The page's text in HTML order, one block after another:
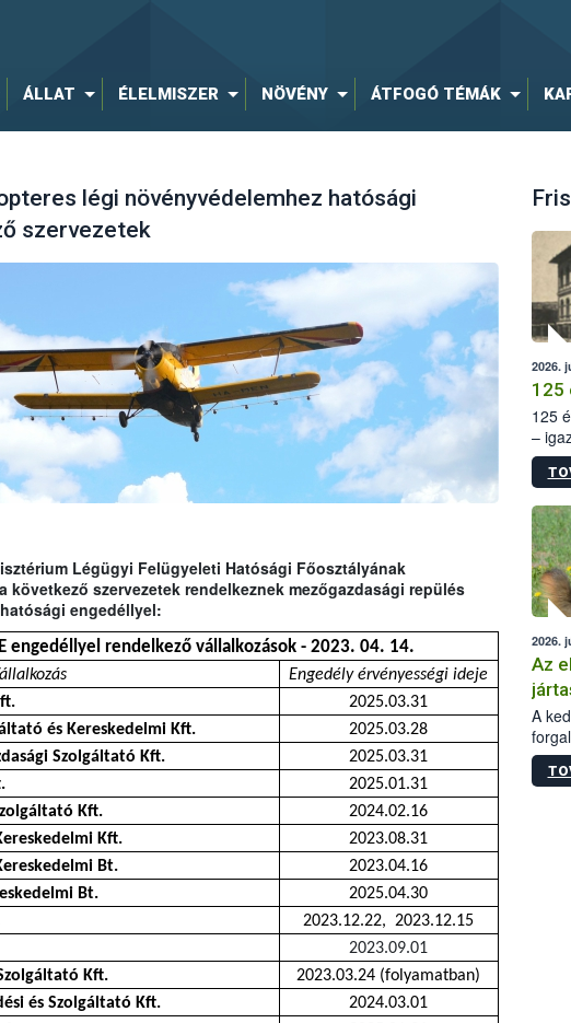
ÁLLAT ÉLELMISZER NÖVÉNY ÁTFOGÓ TÉMÁK
légi növényvédelemhez hatósági
szervezetek
Légügyi Felügyeleti Hatósági Főosztályának
következő szervezetek rendelkeznek mezőgazdasági repülés
engedéllyel:
engedéllyel rendelkező vállalkozások - 2023. 04. 14.
Engedély érvényességi ideje
2025.03.31
és Kereskedelmi Kft.
2025.03.28
Szolgáltató Kft.
2025.03.31
2025.01.31
Kft.
2024.02.16
Kft.
2023.08.31
Bt.
2023.04.16
Bt.
2025.04.30
2023.12.22, 2023.12.15
2023.09.01
Kft.
2023.03.24 (folyamatban)
és Szolgáltató Kft.
2024.03.01
2026.
125
125
–
15.
2026.
Az
A